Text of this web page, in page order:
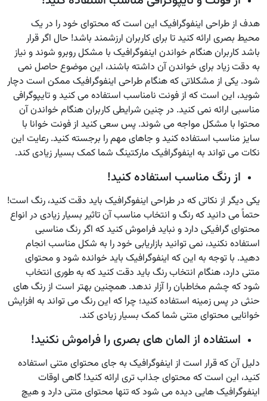
هدف از طراحی اینفوگرافیک این است که محتوای خود را در یک
محیط بصری ارائه کنید تا برای کاربران ارزشمند باشد! حال اگر قرار
باشد کاربران هنگام خواندن اینفوگرافیک با مشکل روبرو شوند و نیاز
به دقت زیاد برای خواندن آن داشته باشند، این موضوع حاصل نمی
شود. یکی از مشکلاتی که هنگام طراحی اینفوگرافیک ممکن است دچار
شوید، این است که از فونت نامناسب استفاده می کنید و تایپوگرافی
مناسبی ارائه نمی کنید. در چنین شرایطی کاربران هنگام خواندن آن
محتوا با مشکل مواجه می شوند. پس سعی کنید از فونت خوانا با
سایز مناسب استفاده کنید و جاهای مهم را برجسته کنید. رعایت این
نکات می تواند به اینفوگرافیک مارکتینگ شما کمک بسیار زیادی کند.
از رنگ مناسب استفاده کنید!
یکی دیگر از نکاتی که در طراحی اینفوگرافیک باید دقت کنید، رنگ است!
حتماً می دانید که رنگ و انتخاب مناسب آن تاثیر بسیار زیادی در انواع
محتوای گرافیکی دارد و نباید فراموش کنید که اگر رنگ مناسبی
استفاده نکنید، نمی توانید بازاریابی خود را به شکل مناسب انجام
دهید. با توجه به این که اینفوگرافیک باید خوانده شود و محتوای
متنی دارد، هنگام انتخاب رنگ باید دقت کنید که به طوری انتخاب
شود که چشم مخاطبان را آزار ندهد. همچنین بهتر است از رنگ های
حنثی در پس زمینه استفاده کنید؛ چرا که این رنگ می تواند به افزایش
خوانایی محتوای متنی شما کمک بسیار زیادی کند.
استفاده از المان های بصری را فراموش نکنید!
دلیل آن که قرار است از اینفوگرافیک به جای محتوای متنی استفاده
کنید، این است که محتوای جذاب تری ارائه کنید! گاهی اوقات
اینفوگرافیک هایی دیده می شود که تنها محتوای متنی دارد و هیچ